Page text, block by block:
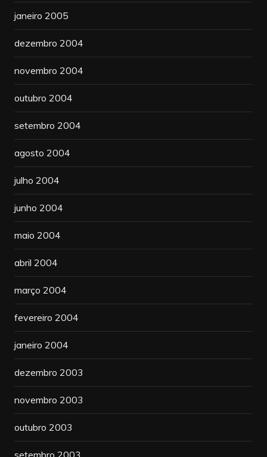
janeiro 2005
dezembro 2004
novembro 2004
outubro 2004
setembro 2004
agosto 2004
julho 2004
junho 2004
maio 2004
abril 2004
março 2004
fevereiro 2004
janeiro 2004
dezembro 2003
novembro 2003
outubro 2003
setembro 2003